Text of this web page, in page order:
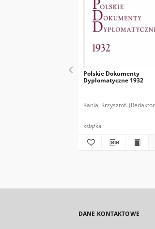
Polskie Dokumenty
Dyplomatyczne 1932
Kania, Krzysztof.
książka
DANE KONTAKTOWE